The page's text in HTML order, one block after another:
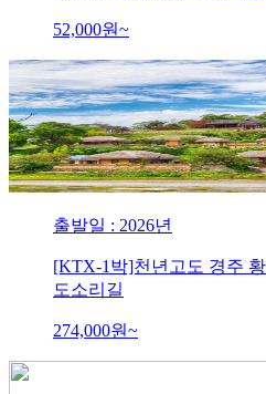
52,000원~
출발일 : 2026년
[KTX-1박]천년고도 경주
도소리길
274,000원~